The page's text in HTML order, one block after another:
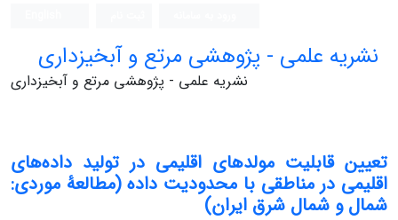
نشریه علمی - پژوهشی مرتع و آبخیزداری
نشریه علمی - پژوهشی مرتع و آبخیزداری
تعیین قابلیت مولد‌های اقلیمی در تولید داده‌های
اقلیمی در مناطقی با محدودیت داده (مطالعۀ موردی:
شمال و شمال شرق ایران)